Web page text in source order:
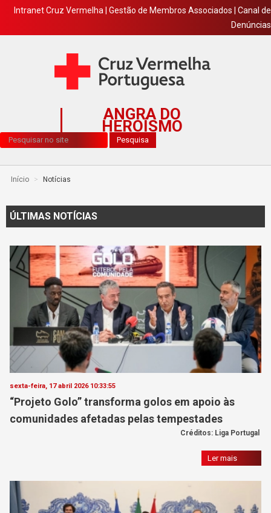
Intranet Cruz Vermelha Gestão de Membros Associados
Canal de
Denúncias
ANGRA DO
HEROÍSMO
Pesquisa... Pesquisa
Início > Notícias
ÚLTIMAS NOTÍCIAS
sexta-feira, 17 abril 2026 10:33:55
“Projeto Golo” transforma golos em apoio às
comunidades afetadas pelas tempestades
Créditos: Liga Portugal
Ler mais